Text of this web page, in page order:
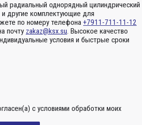
радиальный однорядный цилиндрический
другие комплектующие для
по номеру телефона +7911-711-11-12
почту zakaz@ksx.su. Высокое качество
условия и быстрые сроки
с условиями обработки моих